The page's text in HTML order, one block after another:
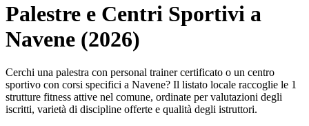
Palestre e Centri Sportivi a
Navene (2026)
Cerchi una palestra con personal trainer certificato o un centro
sportivo con corsi specifici a Navene? Il listato locale raccoglie le 1
strutture fitness attive nel comune, ordinate per valutazioni degli
iscritti, varietà di discipline offerte e qualità degli istruttori.